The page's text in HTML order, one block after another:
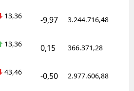
13,36 -9,97 3.244.716,48
13,36 0,15 366.371,28
43,46 -0,50 2.977.606,88